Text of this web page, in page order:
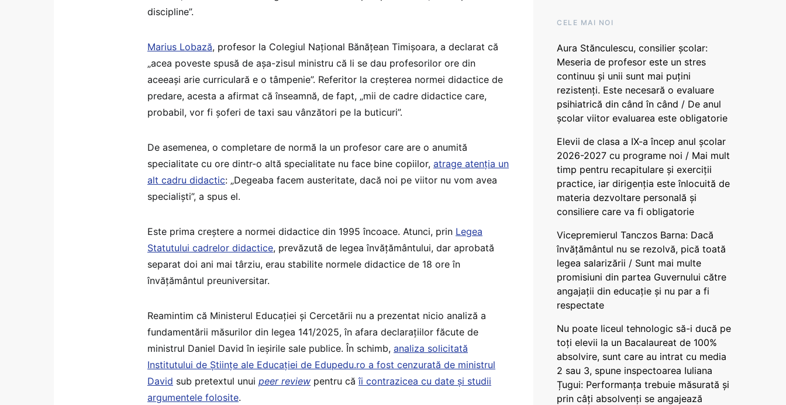
discipline”.
Marius Lobază, profesor la Colegiul Naţional Bănăţean Timişoara, a declarat că
„acea poveste spusă de așa-zisul ministru că li se dau profesorilor ore din
aceeași arie curriculară e o tâmpenie”. Referitor la creșterea normei didactice de
predare, acesta a afirmat că înseamnă, de fapt, „mii de cadre didactice care,
probabil, vor fi șoferi de taxi sau vânzători pe la buticuri”.
De asemenea, o completare de normă la un profesor care are o anumită
specialitate cu ore dintr-o altă specialitate nu face bine copiilor, atrage atenția un
alt cadru didactic: „Degeaba facem austeritate, dacă noi pe viitor nu vom avea
specialiști”, a spus el.
Este prima creștere a normei didactice din 1995 încoace. Atunci, prin Legea
Statutului cadrelor didactice, prevăzută de legea învățământului, dar aprobată
separat doi ani mai târziu, erau stabilite normele didactice de 18 ore în
învățământul preuniversitar.
Reamintim că Ministerul Educației și Cercetării nu a prezentat nicio analiză a
fundamentării măsurilor din legea 141/2025, în afara declarațiilor făcute de
ministrul Daniel David în ieșirile sale publice. În schimb, analiza solicitată
Institutului de Științe ale Educației de Edupedu.ro a fost cenzurată de ministrul
David sub pretextul unui peer review pentru căîi contrazicea cu date și studii
argumentele folosite.
CELE MAI NOI
Aura Stănculescu, consilier școlar:
Meseria de profesor este un stres
continuu și unii sunt mai puțini
rezistenți. Este necesară o evaluare
psihiatrică din când în când / De anul
școlar viitor evaluarea este obligatorie
Elevii de clasa a IX-a încep anul școlar
2026-2027 cu programe noi / Mai mult
timp pentru recapitulare și exerciții
practice, iar dirigenția este înlocuită de
materia dezvoltare personală și
consiliere care va fi obligatorie
Vicepremierul Tanczos Barna: Dacă
învățământul nu se rezolvă, pică toată
legea salarizării / Sunt mai multe
promisiuni din partea Guvernului către
angajații din educație și nu par a fi
respectate
Nu poate liceul tehnologic să-i ducă pe
toți elevii la un Bacalaureat de 100%
absolvire, sunt care au intrat cu media
2 sau 3, spune inspectoarea Iuliana
Țugui: Performanța trebuie măsurată și
prin câți absolvenți se angajează